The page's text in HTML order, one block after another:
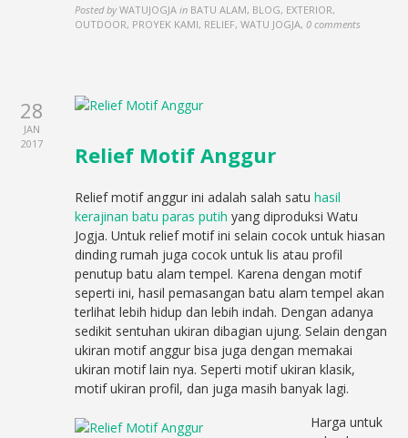
Posted by WATUJOGJA in BATU ALAM, BLOG, EXTERIOR,
OUTDOOR, PROYEK KAMI, RELIEF, WATU JOGJA,0 comments
28
JAN
2017
Relief Motif Anggur
Relief motif anggur ini adalah salah satuhasil
kerajinan batu paras putih yang diproduksi Watu
Jogja. Untuk relief motif ini selain cocok untuk hiasan
dinding rumah juga cocok untuk lis atau profil
penutup batu alam tempel. Karena dengan motif
seperti ini, hasil pemasangan batu alam tempel akan
terlihat lebih hidup dan lebih indah. Dengan adanya
sedikit sentuhan ukiran dibagian ujung. Selain dengan
ukiran motif anggur bisa juga dengan memakai
ukiran motif lain nya. Seperti motif ukiran klasik,
motif ukiran profil, dan juga masih banyak lagi.
Harga untuk